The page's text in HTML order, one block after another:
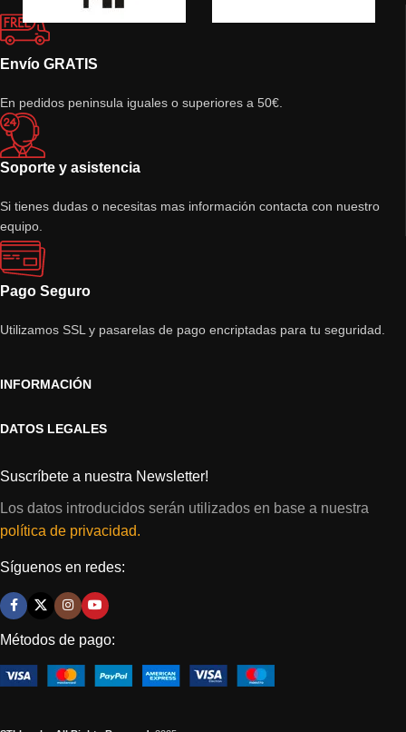
Envío GRATIS
En pedidos peninsula iguales o superiores a 50€.
Soporte y asistencia
Si tienes dudas o necesitas mas información contacta con nuestro
equipo.
Pago Seguro
Utilizamos SSL y pasarelas de pago encriptadas para tu seguridad.
INFORMACIÓN
DATOS LEGALES
Suscríbete a nuestra Newsletter!
Los datos introducidos serán utilizados en base a nuestra
política de privacidad.
Síguenos en redes:
Métodos de pago: